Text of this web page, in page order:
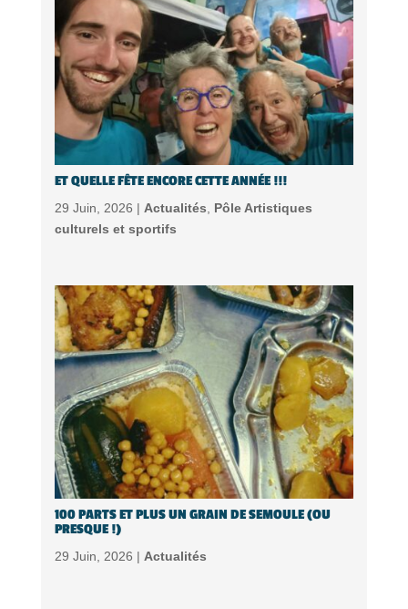
ET QUELLE FÊTE ENCORE CETTE ANNÉE !!!
29 Juin, 2026 | Actualités, Pôle Artistiques
culturels et sportifs
100 PARTS ET PLUS UN GRAIN DE SEMOULE (OU
PRESQUE !)
29 Juin, 2026 | Actualités